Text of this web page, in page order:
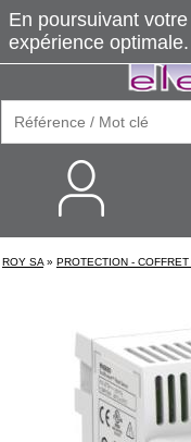
ROY SA » PROTECTION -
En poursuivant
expérience